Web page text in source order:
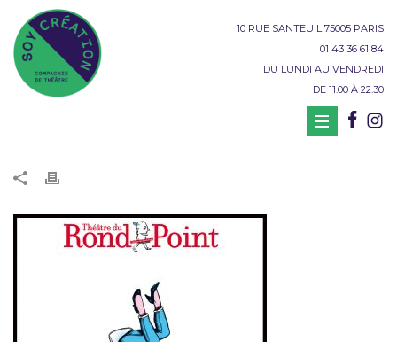
10 RUE SANTEUIL 75005 PARIS
01 43 36 61 84
DU LUNDI AU VENDREDI
DE 11.00 À 22.30